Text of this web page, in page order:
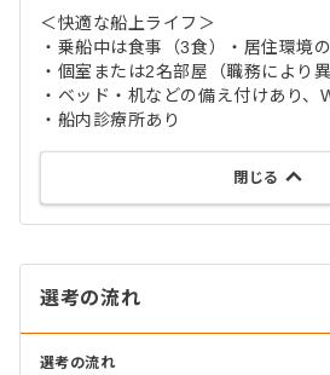
＜快適な船上ライフ＞
・乗船中は食事（3食）・居住環境
・個室または2名部屋（職務により
・ベッド・机などの備え付けあり、
・船内診療所あり
閉じる
選考の流れ
選考の流れ